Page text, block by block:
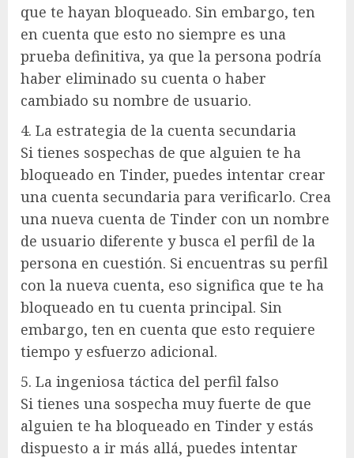
que te hayan bloqueado. Sin embargo, ten
en cuenta que esto no siempre es una
prueba definitiva, ya que la persona podría
haber eliminado su cuenta o haber
cambiado su nombre de usuario.
4. La estrategia de la cuenta secundaria
Si tienes sospechas de que alguien te ha
bloqueado en Tinder, puedes intentar crear
una cuenta secundaria para verificarlo. Crea
una nueva cuenta de Tinder con un nombre
de usuario diferente y busca el perfil de la
persona en cuestión. Si encuentras su perfil
con la nueva cuenta, eso significa que te ha
bloqueado en tu cuenta principal. Sin
embargo, ten en cuenta que esto requiere
tiempo y esfuerzo adicional.
5. La ingeniosa táctica del perfil falso
Si tienes una sospecha muy fuerte de que
alguien te ha bloqueado en Tinder y estás
dispuesto a ir más allá, puedes intentar